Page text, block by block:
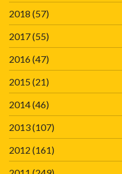
2018 (57)
2017(55)
2016(47)
2015(21)
2014(46)
2013(107)
2012 (161)